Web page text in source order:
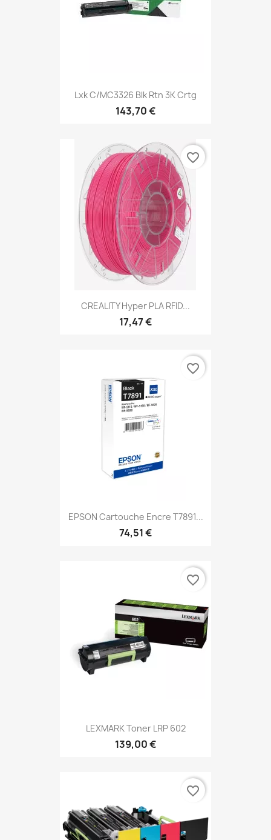
Lxk C/MC3326 Blk Rtn 3K Crtg
143,70 €
CREALITY Hyper PLA RFID...
17,47 €
favorite_border
EPSON Cartouche Encre T7891...
74,51 €
favorite_border
LEXMARK Toner LRP 602
139,00 €
favorite_border
favorite_border